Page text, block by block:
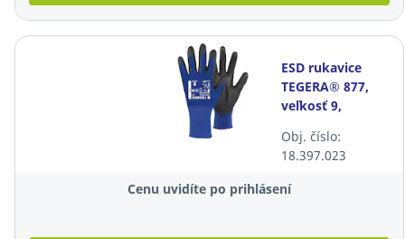
ESD rukavice
TEGERA® 877,
veľkosť 9,
Obj. číslo:
18.397.023
Cenu uvidíte po prihlásení